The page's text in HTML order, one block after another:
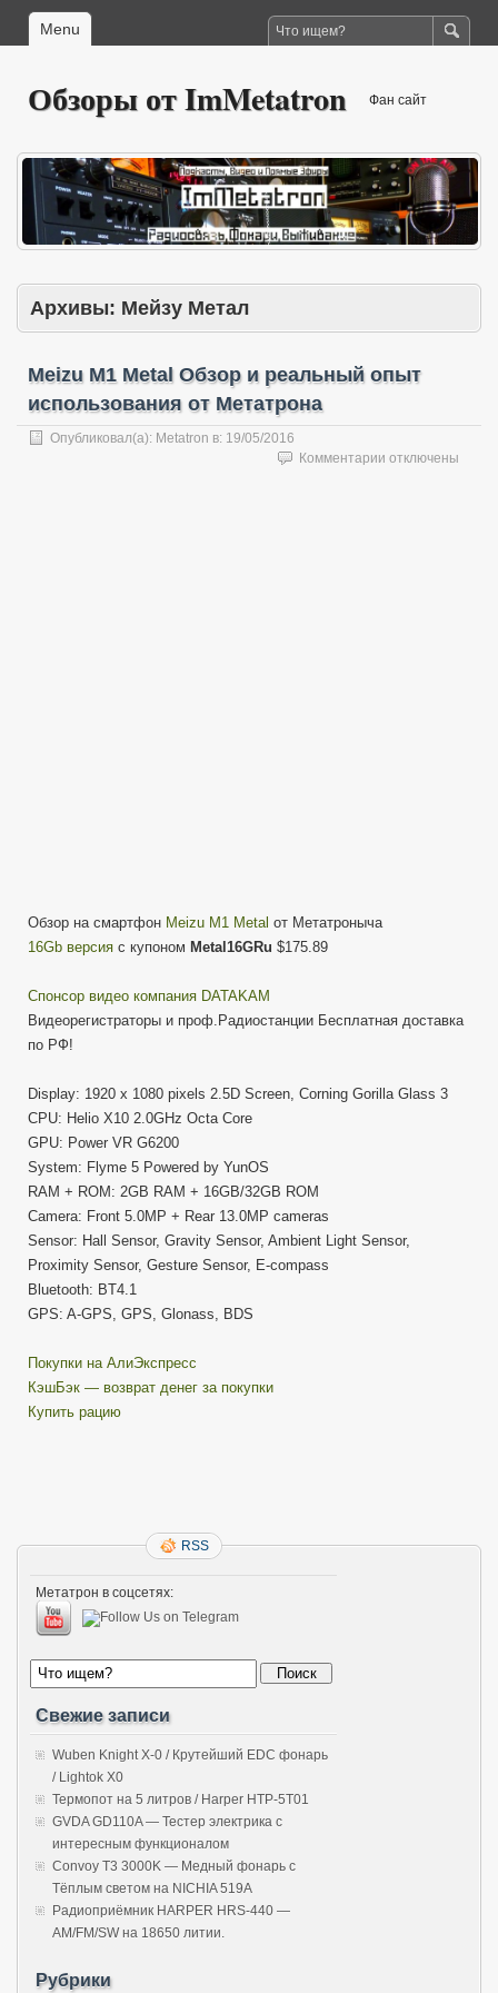
Menu
Обзоры от ImMetatron Фан сайт
Архивы: Мейзу Метал
Meizu M1 Metal Обзор и реальный опыт
использования от Метатрона
Опубликовал(а): Metatron в: 19/05/2016
Комментарии котключены
Обзор на смартфон Meizu M1 Metal от Метатроныча
16Gb версия с купоном Metal16GRu $175.89
Cпонсор видео компания DATAKAM
Видеорегистраторы и проф.Радиостанции Бесплатная доставка
по РФ!
Display: 1920 x 1080 pixels 2.5D Screen, Corning Gorilla Glass 3
CPU: Helio X10 2.0GHz Octa Core
GPU: Power VR G6200
System: Flyme 5 Powered by YunOS
RAM + ROM: 2GB RAM + 16GB/32GB ROM
Camera: Front 5.0MP + Rear 13.0MP cameras
Sensor: Hall Sensor, Gravity Sensor, Ambient Light Sensor,
Proximity Sensor, Gesture Sensor, E-compass
Bluetooth: BT4.1
GPS: A-GPS, GPS, Glonass, BDS
Покупки на АлиЭкспресс
КэшБэк — возврат денег за покупки
Купить рацию
RSS
Метатрон в соцсетях:
Свежие записи
Wuben Knight X-0 / Крутейший EDC фонарь
/ Lightok X0
Термопот на 5 литров / Harper HTP-5T01
GVDA GD110A — Тестер электрика с
интересным функционалом
Convoy T3 3000K — Медный фонарь с
Тёплым светом на NICHIA 519A
Радиоприёмник HARPER HRS-440 —
AM/FM/SW на 18650 литии.
Рубрики